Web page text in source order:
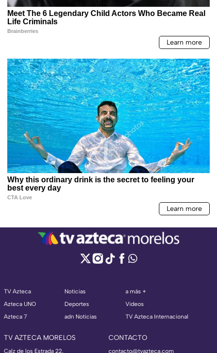
TV Azteca
Azteca UNO
Azteca 7
Noticias
Deportes
adn Noticias
a más +
Videos
TV Azteca Internacional
TV AZTECA MORELOS
Calz de los Estrada 22,
CONTACTO
contacto@tvazteca.com